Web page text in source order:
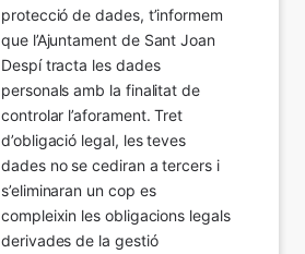
protecció de dades, t’informem
que l’Ajuntament de Sant Joan
Despí tracta les dades
personals amb la finalitat de
controlar l’aforament. Tret
d’obligació legal, les teves
dades no se cediran a tercers i
s’eliminaran un cop es
compleixin les obligacions legals
derivades de la gestió